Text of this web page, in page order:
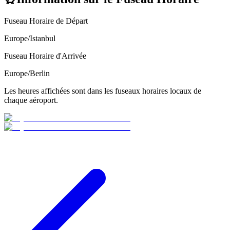
Fuseau Horaire de Départ
Europe/Istanbul
Fuseau Horaire d'Arrivée
Europe/Berlin
Les heures affichées sont dans les fuseaux horaires locaux de
chaque aéroport.